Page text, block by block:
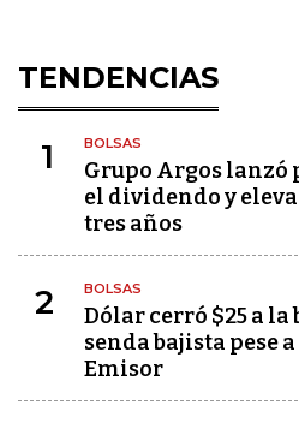
TENDENCIAS
1 BOLSAS
Grupo Argos
el dividendo y
tres años
2 BOLSAS
Dólar cerró $25 a la
senda bajista pese
Emisor